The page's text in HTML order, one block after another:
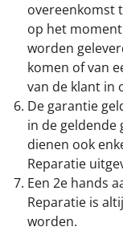
overeenkomst
op het
worden
komen of van
van de klant in
De garantie
in de geldende
dienen ook
Reparatie
Een 2e hands
Reparatie is
worden.